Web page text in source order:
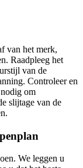
van het merk,
Raadpleeg het
van de
Controleer en
om
slijtage van de
We leggen u